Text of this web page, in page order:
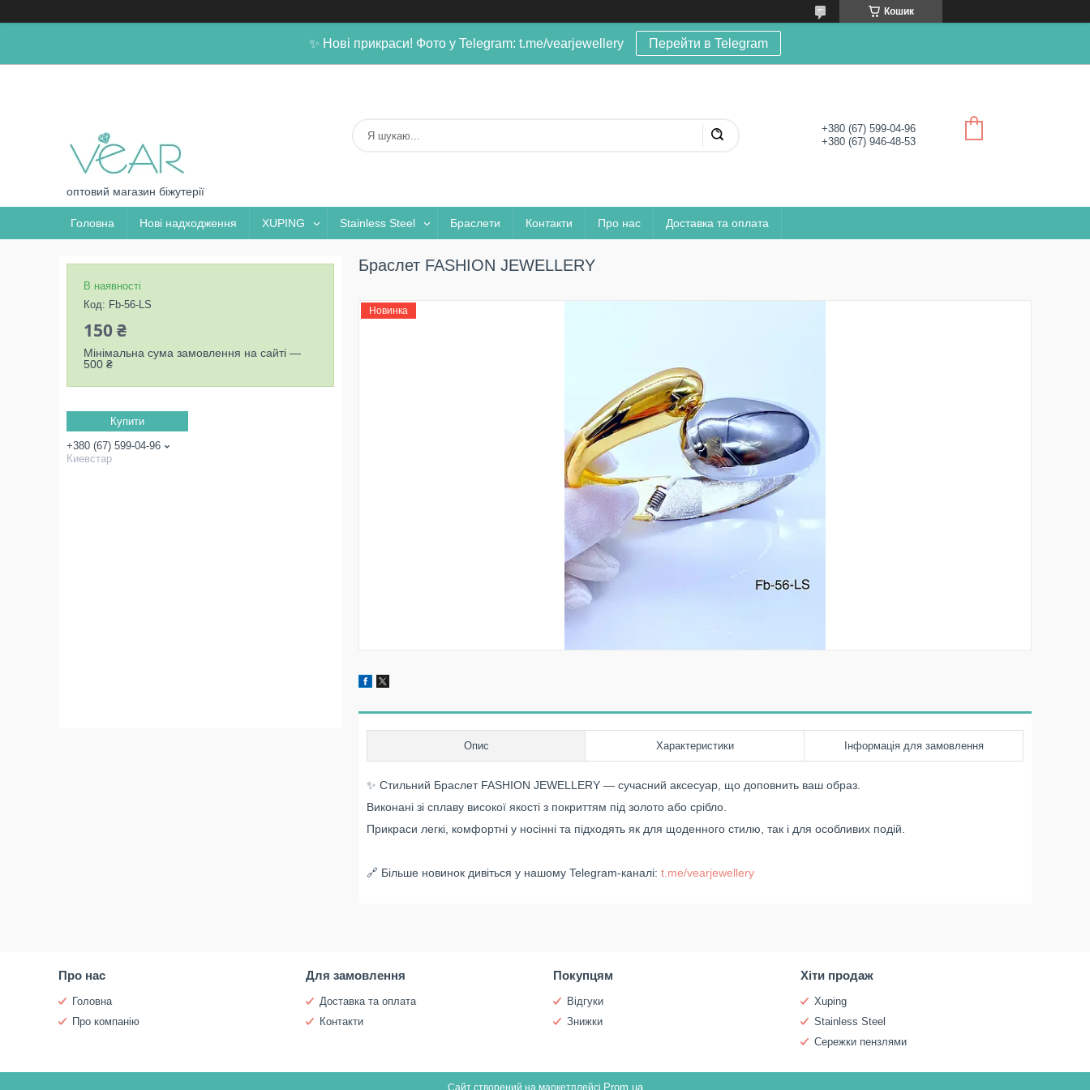
Кошик
✨ Нові прикраси! Фото у Telegram: t.me/vearjewellery Перейти в Telegram
оптовий магазин біжутерії
+380 (67) 599-04-96
+380 (67) 946-48-53
Головна Нові надходження XUPING Stainless Steel Браслети Контакти Про нас Доставка та оплата
Браслет FASHION JEWELLERY
Новинка
Опис Характеристики Інформація для замовлення
✨ Стильний Браслет FASHION JEWELLERY — сучасний аксесуар, що доповнить ваш образ.
Виконані зі сплаву високої якості з покриттям під золото або срібло.
Прикраси легкі, комфортні у носінні та підходять як для щоденного стилю, так і для особливих подій.
🔗 Більше новинок дивіться у нашому Telegram-каналі: t.me/vearjewellery
В наявності
Код: Fb-56-LS
150 ₴
Мінімальна сума замовлення на сайті —
500 ₴
Купити
+380 (67) 599-04-96
Киевстар
Про нас
Головна
Про компанію
Для замовлення
Доставка та оплата
Контакти
Покупцям
Відгуки
Знижки
Хіти продаж
Xuping
Stainless Steel
Сережки пензлями
Сайт створений на маркетплейсі Prom.ua